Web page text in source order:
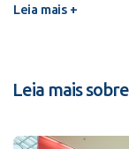
Leia mais +
Leia mais